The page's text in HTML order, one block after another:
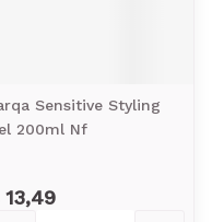
Sensitive Styling
200ml Nf